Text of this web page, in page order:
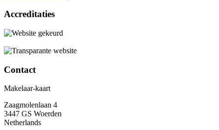
Accreditaties
Contact
Makelaar-kaart
Zaagmolenlaan 4
3447 GS Woerden
Netherlands